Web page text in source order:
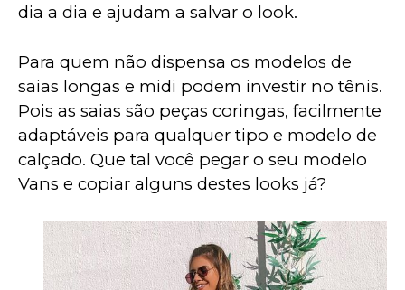
dia a dia e ajudam a salvar o look.
Para quem não dispensa os modelos de
saias longas e midi podem investir no tênis.
Pois as saias são peças coringas, facilmente
adaptáveis para qualquer tipo e modelo de
calçado. Que tal você pegar o seu modelo
Vans e copiar alguns destes looks já?